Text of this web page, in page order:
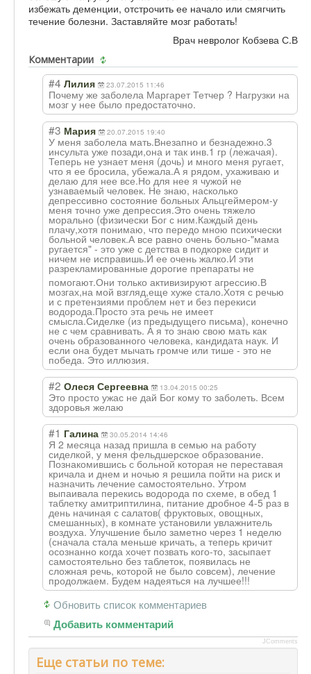
избежать деменции, отстрочить ее начало или смягчить
течение болезни. Заставляйте мозг работать!
Врач невролог Кобзева С.В
Комментарии
#4 Лилия 23.07.2015 11:46
Почему же заболела Маргарет Тетчер ? Нагрузки на
мозг у нее было предостаточно.
#3 Мария 20.07.2015 19:40
У меня заболела мать.Внезапно и безнадежно.3
инсульта уже позади,она и так инв.1 гр (лежачая).
Теперь не узнает меня (дочь) и много меня ругает,
что я ее бросила, убежала.А я рядом, ухаживаю и
делаю для нее все.Но для нее я чужой не
узнаваемый человек. Не знаю, насколько
депрессивно состояние больных Альцгеймером-у
меня точно уже депрессия.Это очень тяжело
морально (физически Бог с ним.Каждый день
плачу,хотя понимаю, что передо мною психически
больной человек.А все равно очень больно-"мама
ругается" - это уже с детства в подкорке сидит и
ничем не исправишь.И ее очень жалко.И эти
разрекламированные дорогие препараты не
помогают.Они только активизируют агрессию.В
мозгах,на мой взгляд,еще хуже стало.Хотя с речью
и с претензиями проблем нет и без перекиси
водорода.Просто эта речь не имеет
смысла.Сиделке (из предыдущего письма), конечно
не с чем сравнивать. А я то знаю свою мать как
очень образованного человека, кандидата наук. И
если она будет мычать громче или тише - это не
победа. Это иллюзия.
#2 Олеся Сергеевна 13.04.2015 00:25
Это просто ужас не дай Бог кому то заболеть. Всем
здоровья желаю
#1 Галина 30.05.2014 14:46
Я 2 месяца назад пришла в семью на работу
сиделкой, у меня фельдшерское образование.
Познакомившись с больной которая не переставая
кричала и днем и ночью я решила пойти на риск и
назначить лечение самостоятельно. Утром
выпаивала перекись водорода по схеме, в обед 1
таблетку амитриптилина, питание дробное 4-5 раз в
день начиная с салатов( фруктовых, овощных,
смешанных), в комнате установили увлажнитель
воздуха. Улучшение было заметно через 1 неделю
(сначала стала меньше кричать, а теперь кричит
осознанно когда хочет позвать кого-то, засыпает
самостоятельно без таблеток, появилась не
сложная речь, которой не было совсем), лечение
продолжаем. Будем надеяться на лучшее!!!
Обновить список комментариев
Добавить комментарий
JComments
Еще статьи по теме: